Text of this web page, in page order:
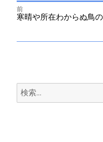
投
ゲ
前
前
の
寒晴や所在わからぬ鳥
検
索: